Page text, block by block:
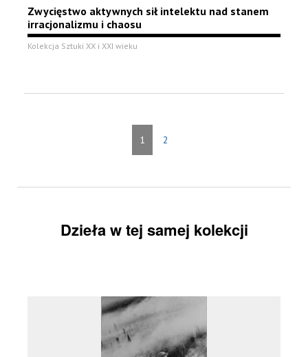
Zwycięstwo aktywnych sił intelektu nad stanem
irracjonalizmu i chaosu
Kolekcja Sztuki XX i XXI wieku
1 2
Dzieła w tej samej kolekcji